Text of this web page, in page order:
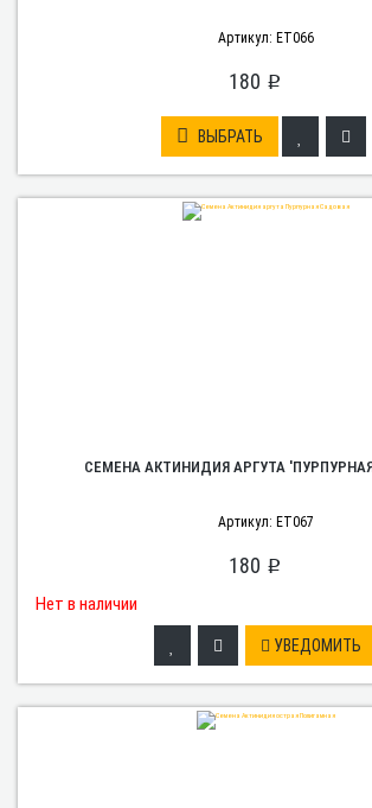
Артикул: ET066
180 p
ВЫБРАТЬ
СЕМЕНА АКТИНИДИЯ АРГУТА
Артикул: ET067
180 p
Нет в наличии
УВЕДОМИТЬ